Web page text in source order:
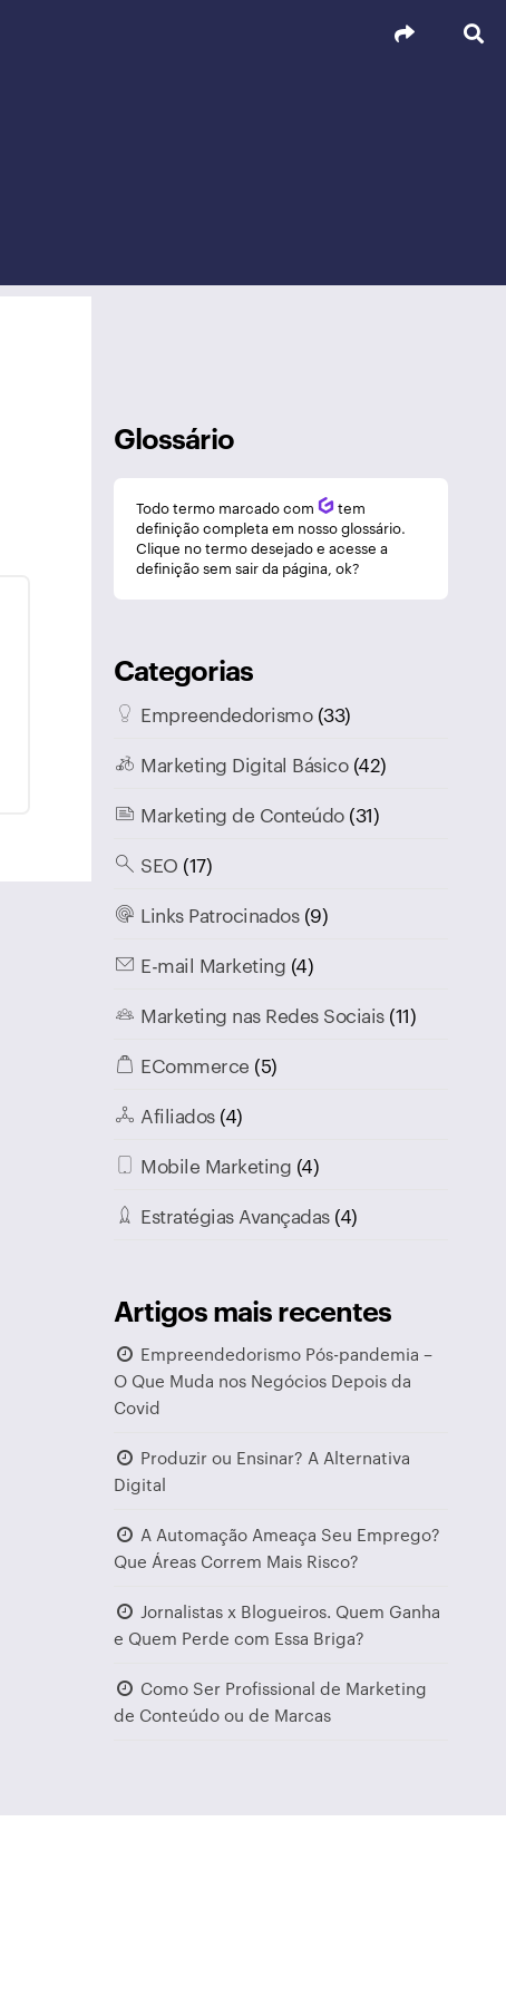
Glossário
Todo termo marcado com Q tem
definição completa em nosso glossário.
Clique no termo desejado e acesse a
definição sem sair da página, ok?
Categorias
Empreendedorismo(33)
Marketing Digital Básico(42)
Marketing de Conteúdo(31)
SEO (17)
Links Patrocinados(9)
E-mail Marketing (4)
Marketing nas Redes Sociais(11)
ECommerce (5)
Afiliados(4)
Mobile Marketing (4)
Estratégias Avançadas(4)
Artigos mais recentes
Empreendedorismo Pós-pandemia –
O Que Muda nos Negócios Depois da
Covid
Produzir ou Ensinar? A Alternativa
Digital
A Automação Ameaça Seu Emprego?
Que Áreas Correm Mais Risco?
Jornalistas x Blogueiros. Quem Ganha
e Quem Perde com Essa Briga?
Como Ser Profissional de Marketing
de Conteúdo ou de Marcas